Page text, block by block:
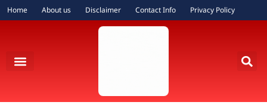
Home About us Disclaimer Contact Info Privacy Policy